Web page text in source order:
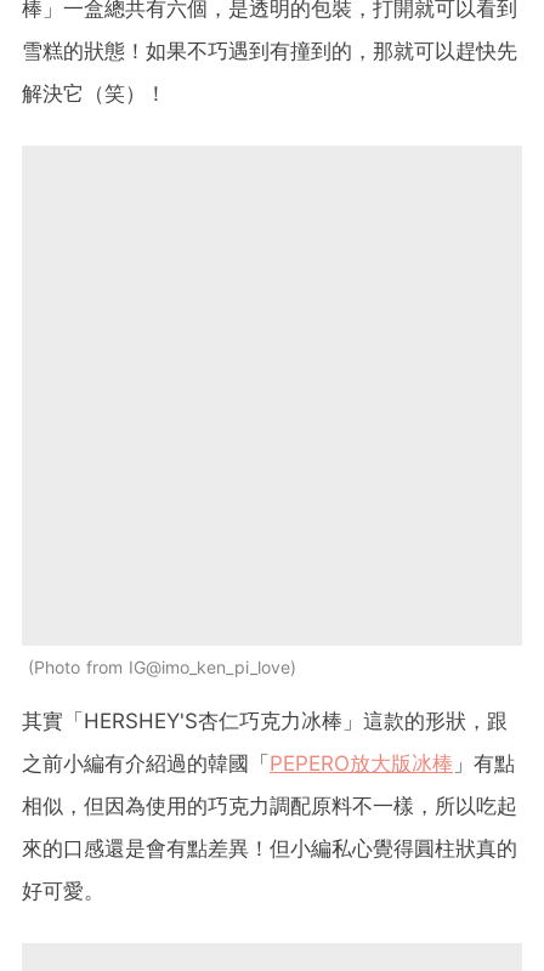
棒」一盒總共有六個，是透明的包裝，打開就可以看到
雪糕的狀態！如果不巧遇到有撞到的，那就可以趕快先
解決它（笑）！
Photo from IG@imo_ken_pi_love
其實「HERSHEY'S杏仁巧克力冰棒」這款的形狀，跟
之前小編有介紹過的韓國「PEPERO放大版冰棒 」有點
相似，但因為使用的巧克力調配原料不一樣，所以吃起
來的口感還是會有點差異！但小編私心覺得圓柱狀真的
好可愛。